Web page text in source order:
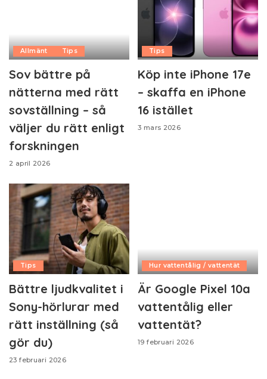
Allmänt Tips
Sov bättre på
nätterna med rätt
sovställning – så
väljer du rätt enligt
forskningen
2 april 2026
Tips
Köp inte iPhone 17e
– skaffa en iPhone
16 istället
3 mars 2026
Tips
Bättre ljudkvalitet i
Sony-hörlurar med
rätt inställning (så
gör du)
23 februari 2026
Hur vattentålig / vattentät
Är Google Pixel 10a
vattentålig eller
vattentät?
19 februari 2026